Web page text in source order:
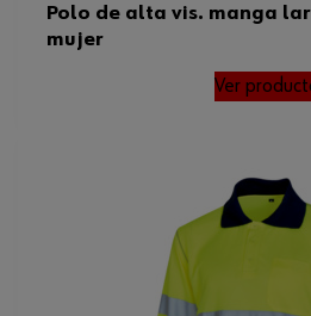
Polo de alta vis. manga
mujer
Ver